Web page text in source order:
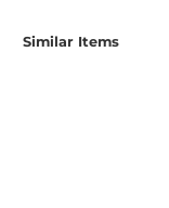
Similar Items